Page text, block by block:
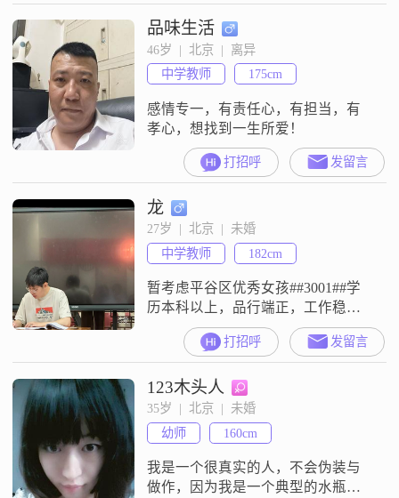
品味生活
46岁  |  北京  |  离异
中学教师
175cm
感情专一，有责任心，有担当，有
孝心，想找到一生所爱！
打招呼 发留言
龙
27岁  |  北京  |  未婚
中学教师
182cm
暂考虑平谷区优秀女孩##3001##学
历本科以上，品行端正，工作稳定
##3002##我家孩子平谷区高中语文
教师，幽默##3001##真诚##3001##
有上进心，无兄弟姐妹，原生幸福
三口之家##3002##有购房能力，父
亲老家（地级市内蒙通辽市）重点
高中英语教师，母亲一级注册工程
师（目前经营自己的咨询公司）
##3002
打招呼 发留言
123木头人
35岁  |  北京  |  未婚
幼师
160cm
我是一个很真实的人，不会伪装与
做作，因为我是一个典型的水瓶